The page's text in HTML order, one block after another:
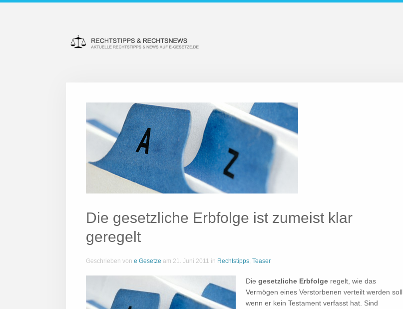
Die gesetzliche Erbfolge ist zumeist klar
geregelt
Geschrieben von e Gesetze am 21. Juni 2011 in Rechtstipps, Teaser
Die gesetzliche Erbfolge regelt, wie das
Vermögen eines Verstorbenen verteilt werden soll,
wenn er kein Testament verfasst hat. Sind